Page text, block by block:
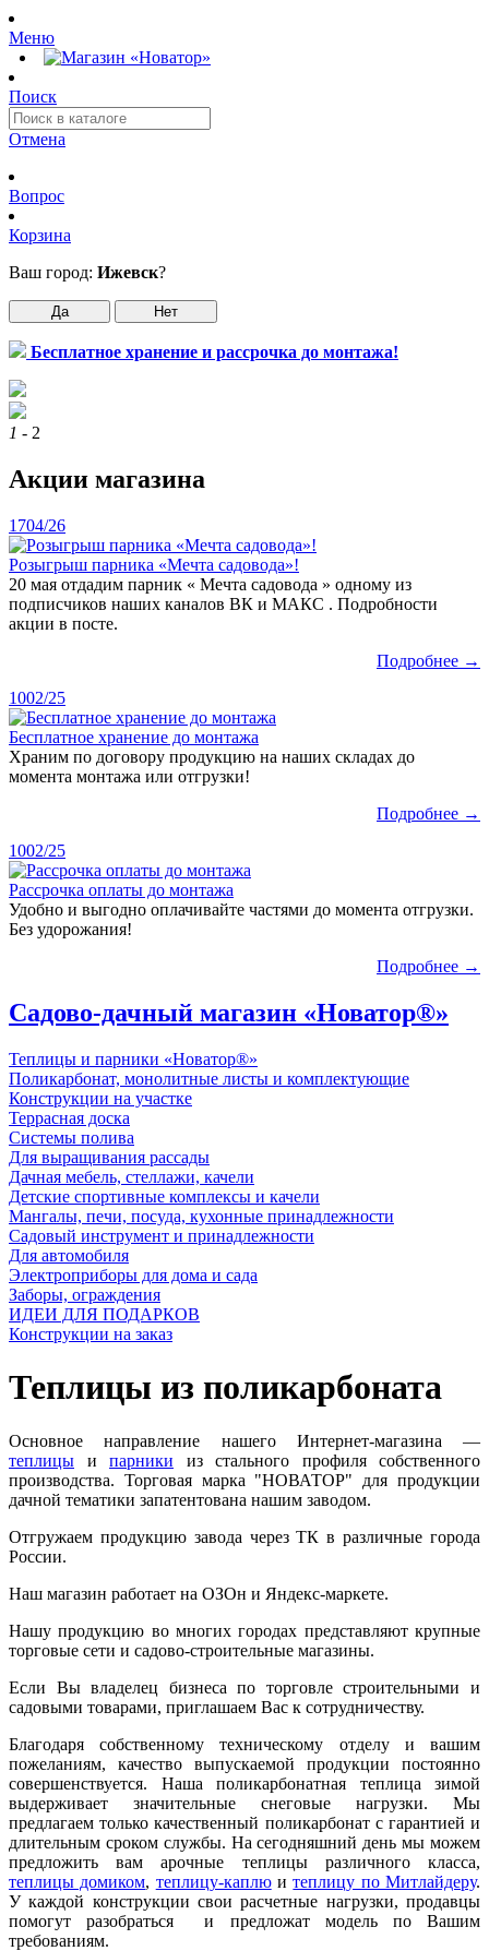
Меню
Поиск
Отмена
Вопрос
Корзина
Ваш город: Ижевск?
Да Нет
Бесплатное хранение и рассрочка до монтажа!
1 - 2
Акции магазина
1704/26
Розыгрыш парника «Мечта садовода»!
20 мая отдадим парник « Мечта садовода » одному из
подписчиков наших каналов ВК и МАКС . Подробности
акции в посте.
Подробнее →
1002/25
Бесплатное хранение до монтажа
Храним по договору продукцию на наших складах до
момента монтажа или отгрузки!
Подробнее →
1002/25
Рассрочка оплаты до монтажа
Удобно и выгодно оплачивайте частями до момента отгрузки.
Без удорожания!
Подробнее →
Садово-дачный магазин «Новатор®»
Теплицы и парники «Новатор®»
Поликарбонат, монолитные листы и комплектующие
Конструкции на участке
Террасная доска
Системы полива
Для выращивания рассады
Дачная мебель, стеллажи, качели
Детские спортивные комплексы и качели
Мангалы, печи, посуда, кухонные принадлежности
Садовый инструмент и принадлежности
Для автомобиля
Электроприборы для дома и сада
Заборы, ограждения
ИДЕИ ДЛЯ ПОДАРКОВ
Конструкции на заказ
Теплицы из поликарбоната
Основное направление нашего Интернет-магазина —
теплицы и парники из стального профиля собственного
производства. Торговая марка "НОВАТОР" для продукции
дачной тематики запатентована нашим заводом.
Отгружаем продукцию завода через ТК в различные города
России.
Наш магазин работает на ОЗОн и Яндекс-маркете.
Нашу продукцию во многих городах представляют крупные
торговые сети и садово-строительные магазины.
Если Вы владелец бизнеса по торговле строительными и
садовыми товарами, приглашаем Вас к сотрудничеству.
Благодаря собственному техническому отделу и вашим
пожеланиям, качество выпускаемой продукции постоянно
совершенствуется. Наша поликарбонатная теплица зимой
выдерживает значительные снеговые нагрузки. Мы
предлагаем только качественный поликарбонат с гарантией и
длительным сроком службы. На сегодняшний день мы можем
предложить вам арочные теплицы различного класса,
теплицы домиком, теплицу-каплюитеплицу по Митлайдеру.
У каждой конструкции свои расчетные нагрузки, продавцы
помогут разобраться и предложат модель по Вашим
требованиям.